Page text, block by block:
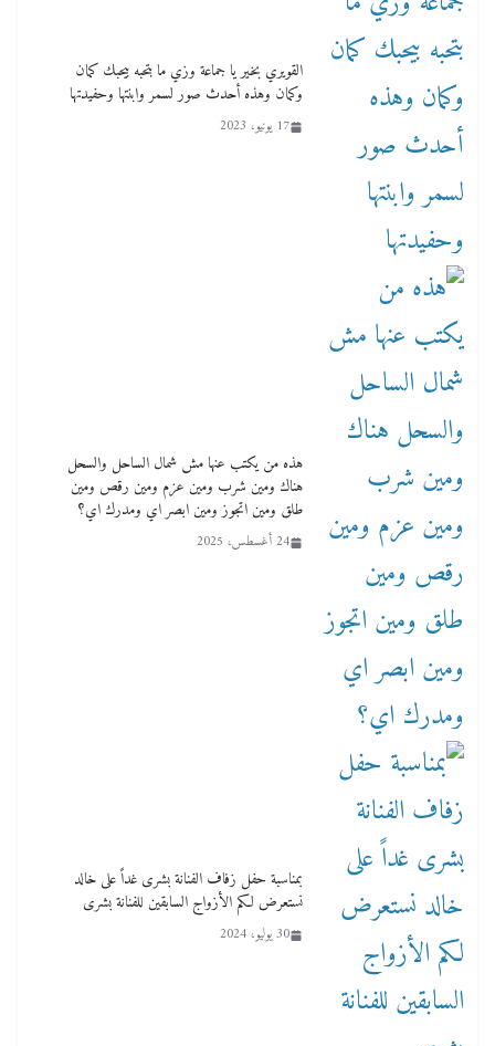
لأول فرع لمدارس لها بمصر في فينا بحضور ولي
العهد
القويري بخير يا جماعة وزي ما بتحبه بيحبك كمان
وكمان وهذه أحدث صور لسمر وابنتها وحفيدتها
17 يونيو، 2023
هذه من يكتب عنها مش شمال الساحل والسحل
هناك ومين شرب ومين عزم ومين رقص ومين
طلق ومين اتجوز ومين ابصر اي ومدرك اي؟
24 أغسطس، 2025
بمناسبة حفل زفاف الفنانة بشرى غداً على خالد
نستعرض لكم الأزواج السابقين للفنانة بشرى
30 يوليو، 2024